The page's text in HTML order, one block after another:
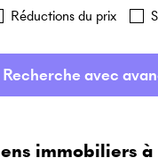
Réductions du prix
Recherche avec
immobiliers